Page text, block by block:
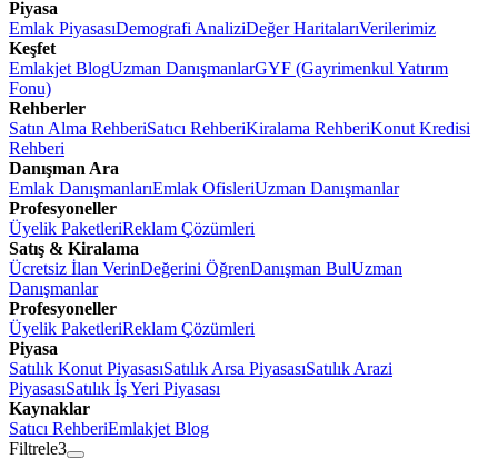
Piyasa
Emlak PiyasasıDemografi AnaliziDeğer HaritalarıVerilerimiz
Keşfet
Emlakjet BlogUzman DanışmanlarGYF (Gayrimenkul Yatırım
Fonu)
Rehberler
Satın Alma RehberiSatıcı RehberiKiralama RehberiKonut Kredisi
Rehberi
Danışman Ara
Emlak DanışmanlarıEmlak OfisleriUzman Danışmanlar
Profesyoneller
Üyelik PaketleriReklam Çözümleri
Satış & Kiralama
Ücretsiz İlan VerinDeğerini ÖğrenDanışman BulUzman
Danışmanlar
Profesyoneller
Üyelik PaketleriReklam Çözümleri
Piyasa
Satılık Konut PiyasasıSatılık Arsa PiyasasıSatılık Arazi
PiyasasıSatılık İş Yeri Piyasası
Kaynaklar
Satıcı RehberiEmlakjet Blog
Filtrele3